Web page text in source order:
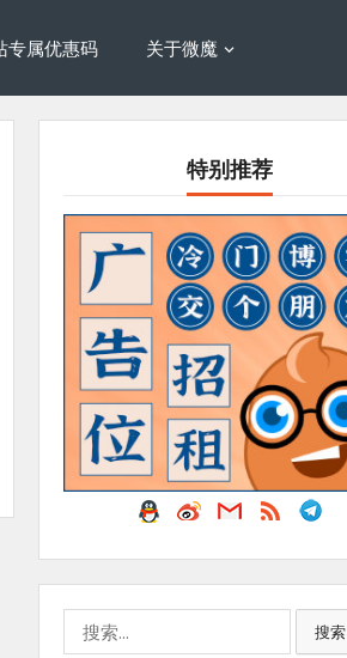
专属优惠码 关于微魔
特别推荐
搜索